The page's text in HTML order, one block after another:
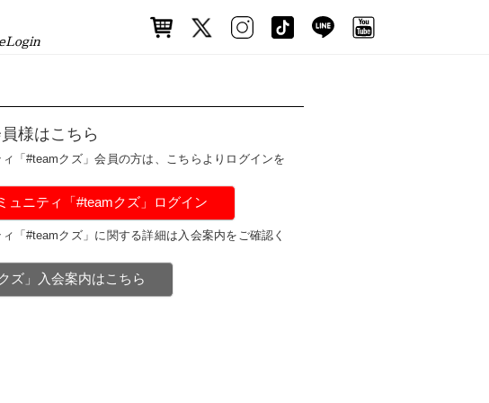
様はこちら
「#teamクズ」会員の方は、こちらよりログインを
ュニティ「#teamクズ」ログイン
「#teamクズ」に関する詳細は入会案内をご確認く
ズ」入会案内はこちら